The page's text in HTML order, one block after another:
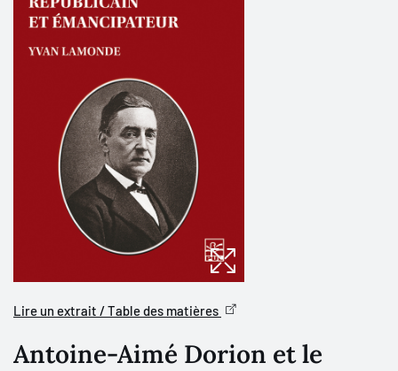
Lire un extrait / Table des matières
Antoine-Aimé Dorion et le